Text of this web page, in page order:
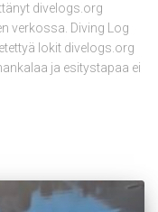
divelogs.org
verkossa. Diving Log
lokit divelogs.org
ja esitystapaa ei